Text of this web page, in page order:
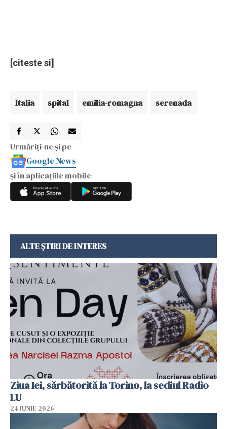
[citeste si]
Italia spital emilia-romagna serenada
Urmăriți-ne și pe
Google News
și în aplicațiile mobile
ALTE ȘTIRI DE INTERES
Ziua Iei, sărbătorită la Torino, la sediul Radio
LU
24 IUNIE 2026